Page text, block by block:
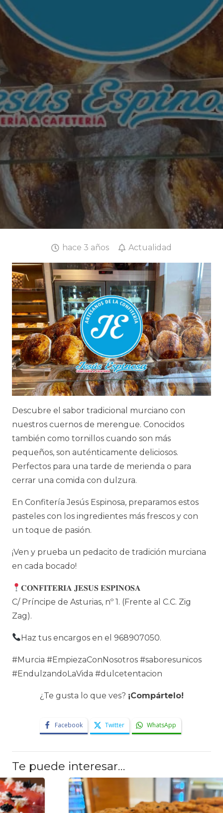
hace 3 años Actualidad
Descubre el sabor tradicional murciano con
nuestros cuernos de merengue. Conocidos
también como tornillos cuando son más
pequeños, son auténticamente deliciosos.
Perfectos para una tarde de merienda o para
cerrar una comida con dulzura.
En Confitería Jesús Espinosa, preparamos estos
pasteles con los ingredientes más frescos y con
un toque de pasión.
¡Ven y prueba un pedacito de tradición murciana
en cada bocado!
𝐂𝐎𝐍𝐅𝐈𝐓𝐄𝐑𝐈𝐀 𝐉𝐄𝐒𝐔𝐒 𝐄𝐒𝐏𝐈𝐍𝐎𝐒𝐀
C/ Príncipe de Asturias, nº 1. (Frente al C.C. Zig
Zag).
Haz tus encargos en el 968907050.
#Murcia #EmpiezaConNosotros #saboresunicos
#EndulzandoLaVida #dulcetentacion
¿Te gusta lo que ves? ¡Compártelo!
Facebook Twitter WhatsApp
Te puede interesar…